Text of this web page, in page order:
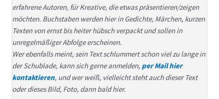
erfahrene Autoren, für Kreative, die etwas präsentieren/zeigen
möchten. Buchstaben werden hier in Gedichte, Märchen, kurzen
Texten von ernst bis heiter hübsch verpackt und sollen in
unregelmäßiger Abfolge erscheinen.
Wer ebenfalls meint, sein Text schlummert schon viel zu lange in
der Schublade, kann sich gerne anmelden, per Mail hier
kontaktieren, und wer weiß, vielleicht steht auch dieser Text
oder dieses Bild, Foto, dann bald hier.